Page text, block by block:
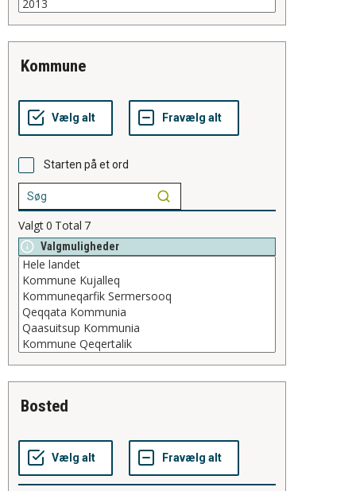
kommune
Starten på et ord
Valgt0 Total 7
Valgmuligheder
bosted